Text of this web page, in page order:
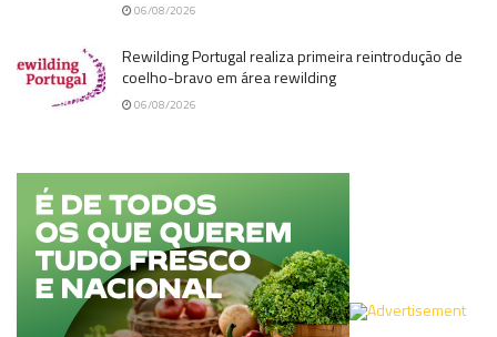
06/08/2026
Rewilding Portugal realiza primeira reintrodução de
coelho-bravo em área rewilding
06/08/2026